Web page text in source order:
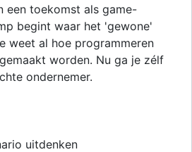
een toekomst als game-
begint waar het 'gewone'
weet al hoe programmeren
worden. Nu ga je zélf
ondernemer.
uitdenken